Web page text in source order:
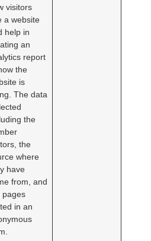
visitors
a website
help in
an
report
the
is
The data
the
the
where
have
from, and
pages
in an